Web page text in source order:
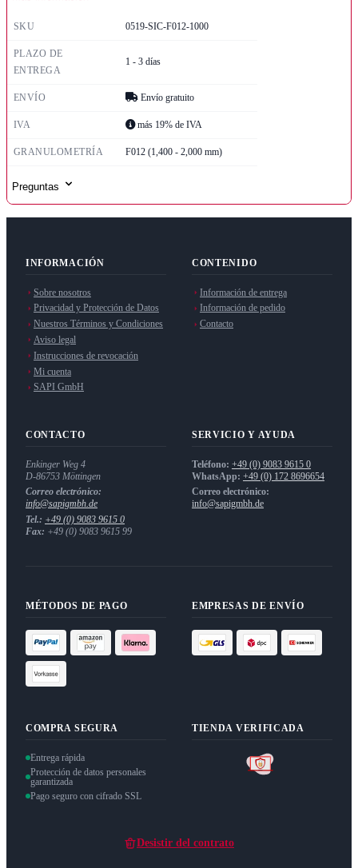
SKU 0519-SIC-F012-1000
PLAZO DE
ENTREGA
1 - 3 días
ENVÍO Envío gratuito
IVA más 19% de IVA
GRANULOMETRÍA F012 (1,400 - 2,000 mm)
Preguntas
INFORMACIÓN
Sobre nosotros
Privacidad y Protección de Datos
Nuestros Términos y Condiciones
Aviso legal
Instrucciones de revocación
Mi cuenta
SAPI GmbH
CONTENIDO
Información de entrega
Información de pedido
Contacto
CONTACTO
Enkinger Weg 4
D-86753 Möttingen
Correo electrónico:
info@sapigmbh.de
Tel.: +49 (0) 9083 9615 0
Fax: +49 (0) 9083 9615 99
SERVICIO Y AYUDA
Teléfono: +49 (0) 9083 9615 0
WhatsApp: +49 (0) 172 8696654
Correo electrónico:
info@sapigmbh.de
MÉTODOS DE PAGO EMPRESAS DE ENVÍO
COMPRA SEGURA
Entrega rápida
Protección de datos personales
garantizada
Pago seguro con cifrado SSL
TIENDA VERIFICADA
Desistir del contrato